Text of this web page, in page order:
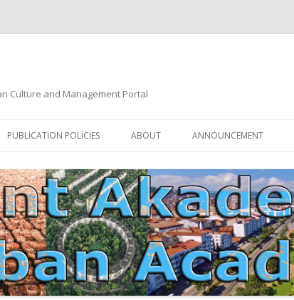
Culture and Management Portal
atla
PUBLICATION POLICIES
DOCUMENTATION
YAZIM KURALLARI
SÜREÇ REHBERI | PROCESS GUIDE
ETIK İLKELER | ETHICAL RULES
ABOUT
EDITORIAL BOARD
ETIK KURUL | ETHICAL BOARDS
İNDEKSLER
JOURNAL HISTORY | DERGI
TARIHÇESI
ANNOUNCEMENT